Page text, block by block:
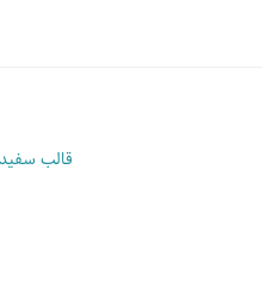
قالب سفید